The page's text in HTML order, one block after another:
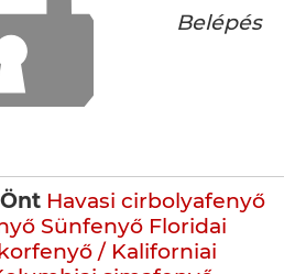
Belépés
Havasi cirbolyafenyő
Sünfenyő Floridai
/ Kaliforniai